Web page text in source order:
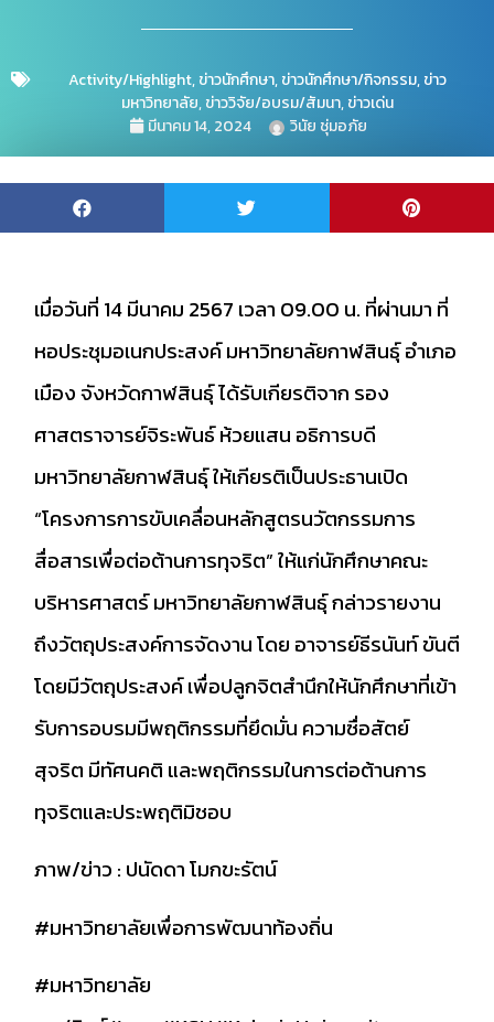
Activity/Highlight,ข่าวนักศึกษา,ข่าวนักศึกษา/กิจกรรม,ข่าว
มหาวิทยาลัย,ข่าววิจัย/อบรม/สัมนา,ข่าวเด่น
มีนาคม 14, 2024
วินัย ชุ่มอภัย
เมื่อวันที่ 14 มีนาคม 2567 เวลา 09.00 น. ที่ผ่านมา ที่
หอประชุมอเนกประสงค์ มหาวิทยาลัยกาฬสินธุ์ อำเภอ
เมือง จังหวัดกาฬสินธุ์ ได้รับเกียรติจาก รอง
ศาสตราจารย์จิระพันธ์ ห้วยแสน อธิการบดี
มหาวิทยาลัยกาฬสินธุ์ ให้เกียรติเป็นประธานเปิด
“โครงการการขับเคลื่อนหลักสูตรนวัตกรรมการ
สื่อสารเพื่อต่อต้านการทุจริต” ให้แก่นักศึกษาคณะ
บริหารศาสตร์ มหาวิทยาลัยกาฬสินธุ์ กล่าวรายงาน
ถึงวัตถุประสงค์การจัดงาน โดย อาจารย์ธีรนันท์ ขันตี
โดยมีวัตถุประสงค์ เพื่อปลูกจิตสำนึกให้นักศึกษาที่เข้า
รับการอบรมมีพฤติกรรมที่ยึดมั่น ความซื่อสัตย์
สุจริต มีทัศนคติ และพฤติกรรมในการต่อต้านการ
ทุจริตและประพฤติมิชอบ
ภาพ/ข่าว : ปนัดดา โมกขะรัตน์
#มหาวิทยาลัยเพื่อการพัฒนาท้องถิ่น
#มหาวิทยาลัย